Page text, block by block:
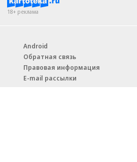
18+ реклама
Android
Обратная связь
Правовая информация
E-mail рассылки